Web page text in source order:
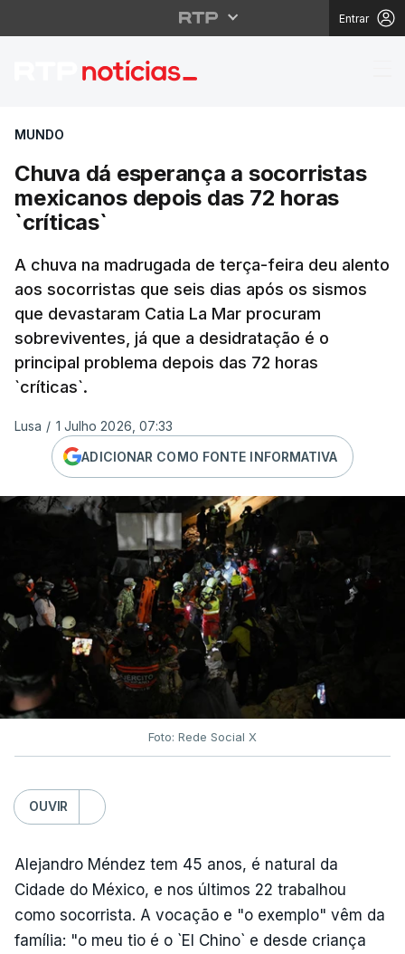
Entrar
Chuva dá esperança
MUNDO
Chuva dá esperança a socorristas
mexicanos depois das 72 horas
`críticas`
A chuva na madrugada de terça-feira deu alento
aos socorristas que seis dias após os sismos
que devastaram Catia La Mar procuram
sobreviventes, já que a desidratação é o
principal problema depois das 72 horas
`críticas`.
Lusa / 1 Julho 2026, 07:33
ADICIONAR COMO FONTE INFORMATIVA
Foto: Rede Social X
OUVIR
Alejandro Méndez tem 45 anos, é natural da
Cidade do México, e nos últimos 22 trabalhou
como socorrista. A vocação e "o exemplo" vêm da
família: "o meu tio é o `El Chino` e desde criança